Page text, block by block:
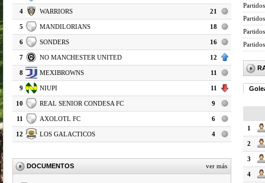
4 WARRIORS 21
5 MANDILORIANS 18
6 SONDERS 16
7 NO MANCHESTER UNITED 12
8 MEXIBROWNS 11
9 NIUPI 11
10 REAL SENIOR CONDESA FC 9
11 AXOLOTL FC 6
12 LOS GALACTICOS 4
DOCUMENTOS ver más
1
2
3
4